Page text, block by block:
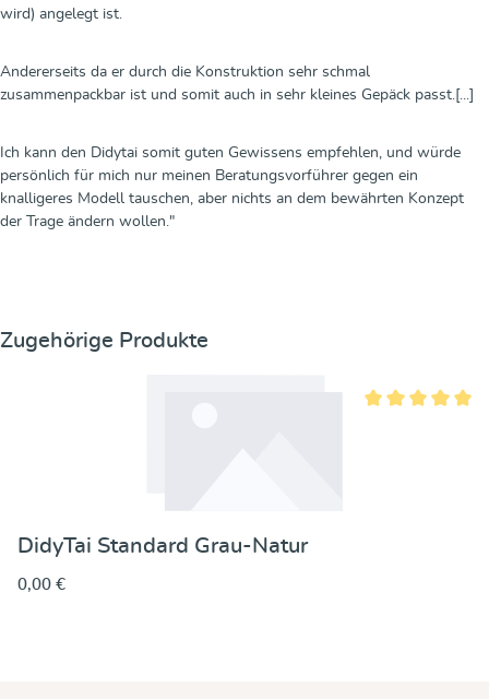
wird) angelegt ist.
Andererseits da er durch die Konstruktion sehr schmal
zusammenpackbar ist und somit auch in sehr kleines Gepäck passt.[...]
Ich kann den Didytai somit guten Gewissens empfehlen, und würde
persönlich für mich nur meinen Beratungsvorführer gegen ein
knalligeres Modell tauschen, aber nichts an dem bewährten Konzept
der Trage ändern wollen."
Produktgalerie überspringen
Zugehörige Produkte
DidyTai Standard Grau-Natur
0,00 €